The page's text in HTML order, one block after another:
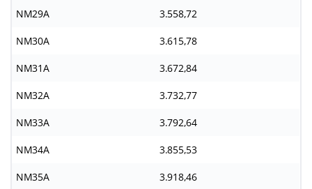
NM29A 3.558,72
NM30A 3.615,78
NM31A 3.672,84
NM32A 3.732,77
NM33A 3.792,64
NM34A 3.855,53
NM35A 3.918,46